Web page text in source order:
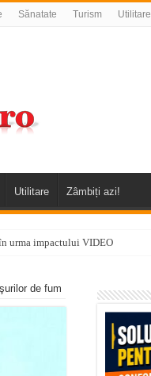
Sănatate Turism Utilitare
Utilitare Zâmbiți azi!
urma impactului VIDEO
2026
de fum